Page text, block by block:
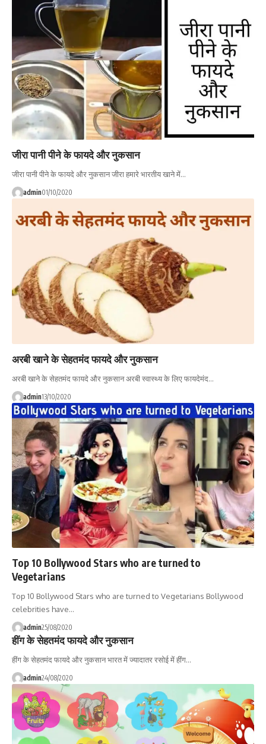
जीरा पानी पीने के फायदे और नुकसान
जीरा पानी पीने के फायदे और नुकसान जीरा हमारे भारतीय खाने में…
admin01/10/2020
अरबी खाने के सेहतमंद फायदे और नुकसान
अरबी खाने के सेहतमंद फायदे और नुकसान अरबी स्वास्थ्य के लिए फायदेमंद…
admin13/10/2020
Top 10 Bollywood Stars who are turned to
Vegetarians
Top 10 Bollywood Stars who are turned to Vegetarians Bollywood
celebrities have…
admin25/08/2020
हींग के सेहतमंद फायदे और नुकसान
हींग के सेहतमंद फायदे और नुकसान भारत में ज्यादातर रसोई में हींग…
admin24/08/2020